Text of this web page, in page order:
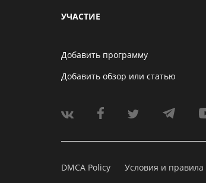
УЧАСТИЕ
Добавить программу
Добавить обзор или статью
DMCA Policy Условия и правила